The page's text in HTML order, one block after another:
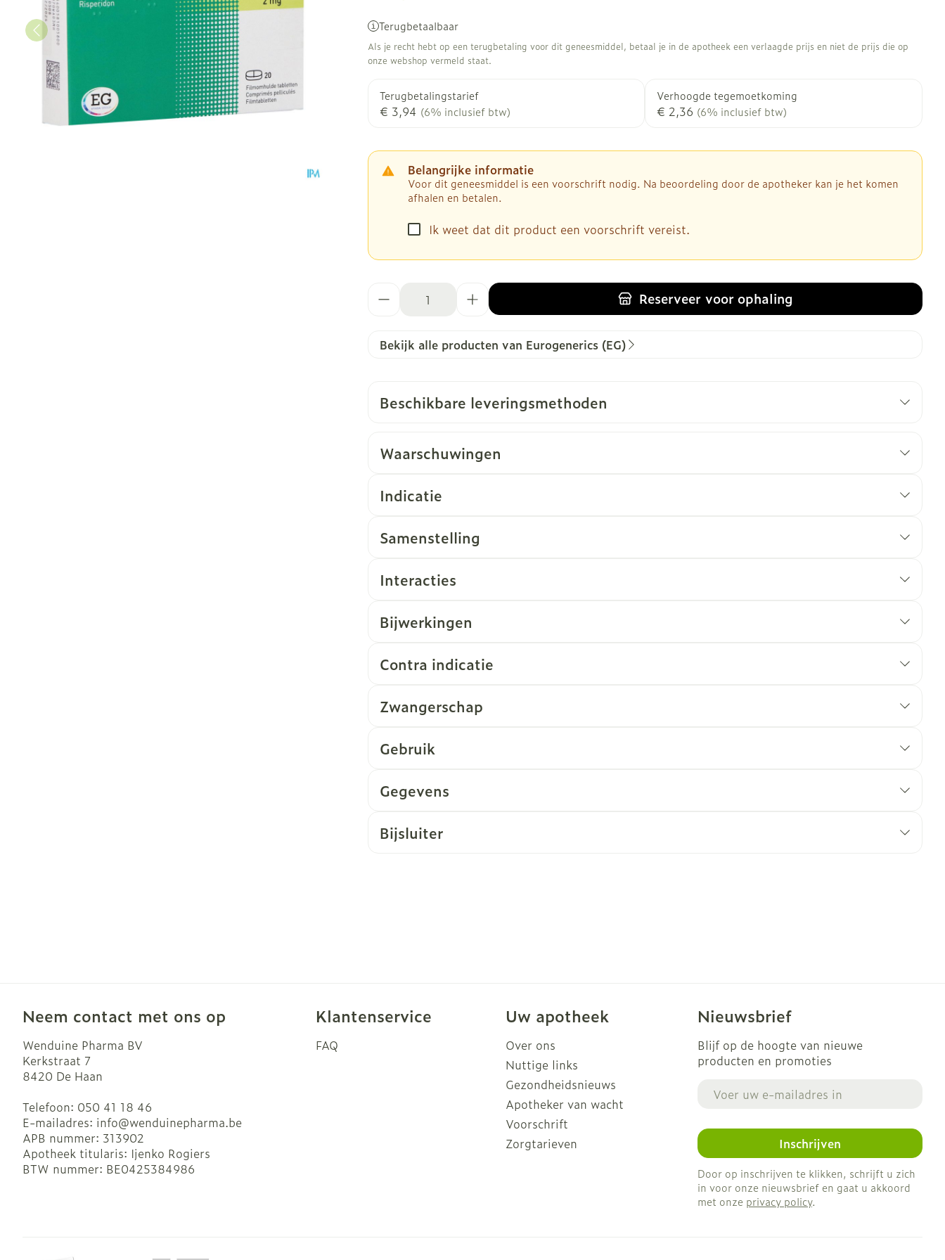
Terugbetaalbaar
Als je recht hebt op een terugbetaling voor dit geneesmiddel, betaal je in de apotheek een verlaagde prijs en niet de prijs die op
onze webshop vermeld staat.
Terugbetalingstarief
€ 3,94 (6% inclusief btw)
Verhoogde tegemoetkoming
€ 2,36 (6% inclusief btw)
Belangrijke informatie
Voor dit geneesmiddel is een voorschrift nodig. Na beoordeling door de apotheker kan je het komen
afhalen en betalen.
Ik weet dat dit product een voorschrift vereist.
Reserveervoor ophaling
Bekijk alle producten van Eurogenerics (EG)
Beschikbare leveringsmethoden
Waarschuwingen
Indicatie
Samenstelling
Interacties
Bijwerkingen
Contra indicatie
Zwangerschap
Gebruik
Gegevens
Bijsluiter
Neem contact met ons op
Wenduine Pharma BV
Kerkstraat 7
8420 De Haan
Telefoon: 050 41 18 46
E-mailadres: info@wenduinepharma.be
APB nummer: 313902
Apotheek titularis: Ijenko Rogiers
BTW nummer: BE0425384986
Klantenservice
FAQ
Uw apotheek
Over ons
Nuttige links
Gezondheidsnieuws
Apotheker van wacht
Voorschrift
Zorgtarieven
Nieuwsbrief
Blijf op de hoogte van nieuwe
producten en promoties
Inschrijven
Door op inschrijven te klikken, schrijft u zich
in voor onze nieuwsbrief en gaat u akkoord
met onze privacy policy.